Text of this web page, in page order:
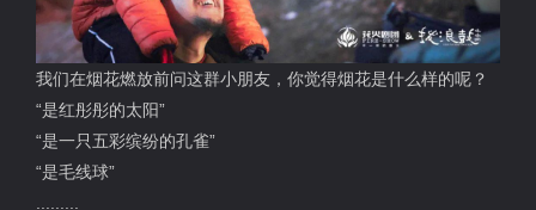
我们在烟花燃放前问这群小朋友，你觉得烟花是什么样的呢？
“是红彤彤的太阳”
“是一只五彩缤纷的孔雀”
“是毛线球”